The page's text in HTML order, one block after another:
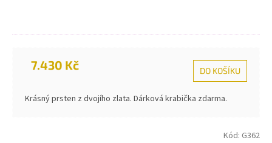
7.430 Kč DO KOŠÍKU
Krásný prsten z dvojího zlata. Dárková krabička zdarma.
Kód: G362